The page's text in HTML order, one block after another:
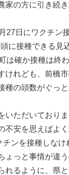
家の方に引き続
日にワクチン
に接種できる見
確か接種は終
けれども、前橋
種の頭数がぐっ
ただいており
不安を思えばよ
ンを接種しな
ょっと事情が違
れるように、県